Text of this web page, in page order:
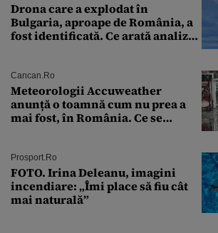
Drona care a explodat în
Bulgaria, aproape de România, a
fost identificată. Ce arată analiza
Cancan.ro
Meteorologii Accuweather
anunță o toamnă cum nu prea a
mai fost, în România. Ce se
București. Pe ce dată ninge
Prosport.ro
FOTO. Irina Deleanu, imagini
incendiare: „Îmi place să fiu cât
mai naturală”